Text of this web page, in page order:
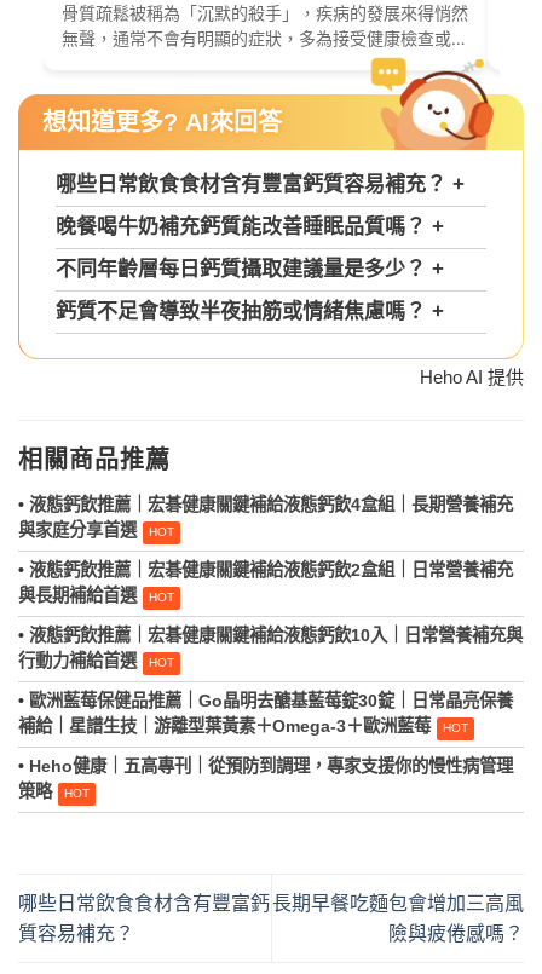
骨質疏鬆被稱為「沉默的殺手」，疾病的發展來得悄然
無聲，通常不會有明顯的症狀，多為接受健康檢查或是
想知道更多? AI來回答
哪些日常飲食食材含有豐富鈣質容易補充？ +
晚餐喝牛奶補充鈣質能改善睡眠品質嗎？ +
不同年齡層每日鈣質攝取建議量是多少？ +
鈣質不足會導致半夜抽筋或情緒焦慮嗎？ +
Heho AI 提供
相關商品推薦
• 液態鈣飲推薦｜宏碁健康關鍵補給液態鈣飲4盒組｜長期營養補充
與家庭分享首選
• 液態鈣飲推薦｜宏碁健康關鍵補給液態鈣飲2盒組｜日常營養補充
與長期補給首選
• 液態鈣飲推薦｜宏碁健康關鍵補給液態鈣飲10入｜日常營養補充與
行動力補給首選
• 歐洲藍莓保健品推薦｜Go晶明去醣基藍莓錠30錠｜日常晶亮保養
補給｜星譜生技｜游離型葉黃素＋Omega‑3＋歐洲藍莓
• Heho健康｜五高專刊｜從預防到調理，專家支援你的慢性病管理
策略
哪些日常飲食食材含有豐富鈣
質容易補充？
長期早餐吃麵包會增加三高風
險與疲倦感嗎？